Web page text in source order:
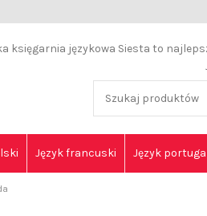
księgarnia językowa Siesta to
Język francuski Język